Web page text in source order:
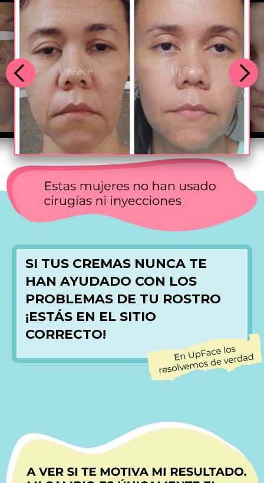
SI TUS CREMAS NUNCA TE
HAN AYUDADO CON LOS
PROBLEMAS DE TU ROSTRO
¡ESTÁS EN EL SITIO
CORRECTO!